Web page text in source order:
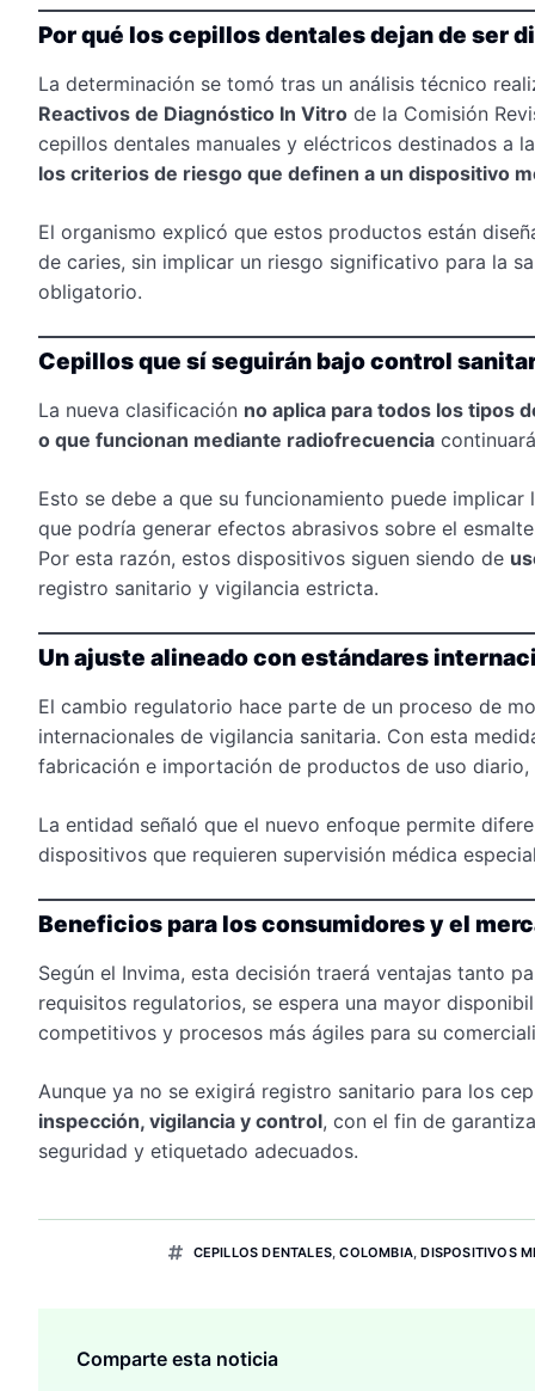
Por qué los cepillos dentales dejan de ser
La determinación se tomó tras un análisis técnico
Reactivos de Diagnóstico In Vitro de la Comisión
cepillos dentales manuales y eléctricos destinados a
los criterios de riesgo que definen a un dispositivo
El organismo explicó que estos productos están
de caries, sin implicar un riesgo significativo para la
obligatorio.
Cepillos que sí seguirán bajo control
La nueva clasificación no aplica para todos los tipos
o que funcionan mediante radiofrecuencia
Esto se debe a que su funcionamiento puede
que podría generar efectos abrasivos sobre el
Por esta razón, estos dispositivos siguen siendo de
registro sanitario y vigilancia estricta.
Un ajuste alineado con estándares
El cambio regulatorio hace parte de un proceso de
internacionales de vigilancia sanitaria. Con esta
fabricación e importación de productos de uso
La entidad señaló que el nuevo enfoque permite
dispositivos que requieren supervisión médica
Beneficios para los consumidores y el
Según el Invima, esta decisión traerá ventajas tanto
requisitos regulatorios, se espera una mayor
competitivos y procesos más ágiles para su
Aunque ya no se exigirá registro sanitario para los
inspección, vigilancia y control, con el fin de
seguridad y etiquetado adecuados.
CEPILLOS DENTALES,COLOMBIA,DISPOSITIVOS
Comparte esta noticia